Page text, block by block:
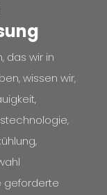
das wir in
wissen wir,
geforderte